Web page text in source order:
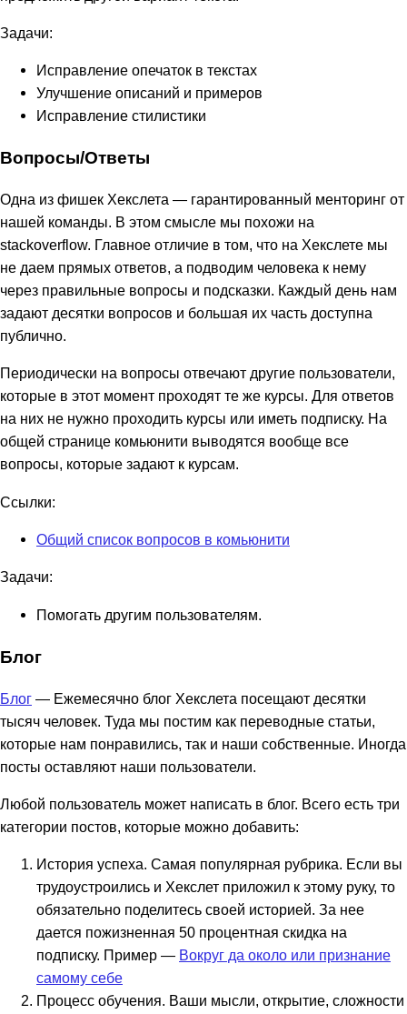
Задачи:
Исправление опечаток в текстах
Улучшение описаний и примеров
Исправление стилистики
Вопросы/Ответы
Одна из фишек Хекслета — гарантированный менторинг от
нашей команды. В этом смысле мы похожи на
stackoverflow. Главное отличие в том, что на Хекслете мы
не даем прямых ответов, а подводим человека к нему
через правильные вопросы и подсказки. Каждый день нам
задают десятки вопросов и большая их часть доступна
публично.
Периодически на вопросы отвечают другие пользователи,
которые в этот момент проходят те же курсы. Для ответов
на них не нужно проходить курсы или иметь подписку. На
общей странице комьюнити выводятся вообще все
вопросы, которые задают к курсам.
Ссылки:
Общий список вопросов в комьюнити
Задачи:
Помогать другим пользователям.
Блог
Блог — Ежемесячно блог Хекслета посещают десятки
тысяч человек. Туда мы постим как переводные статьи,
которые нам понравились, так и наши собственные. Иногда
посты оставляют наши пользователи.
Любой пользователь может написать в блог. Всего есть три
категории постов, которые можно добавить:
История успеха. Самая популярная рубрика. Если вы
трудоустроились и Хекслет приложил к этому руку, то
обязательно поделитесь своей историей. За нее
дается пожизненная 50 процентная скидка на
подписку. Пример — Вокруг да около или признание
самому себе
Процесс обучения. Ваши мысли, открытие, сложности